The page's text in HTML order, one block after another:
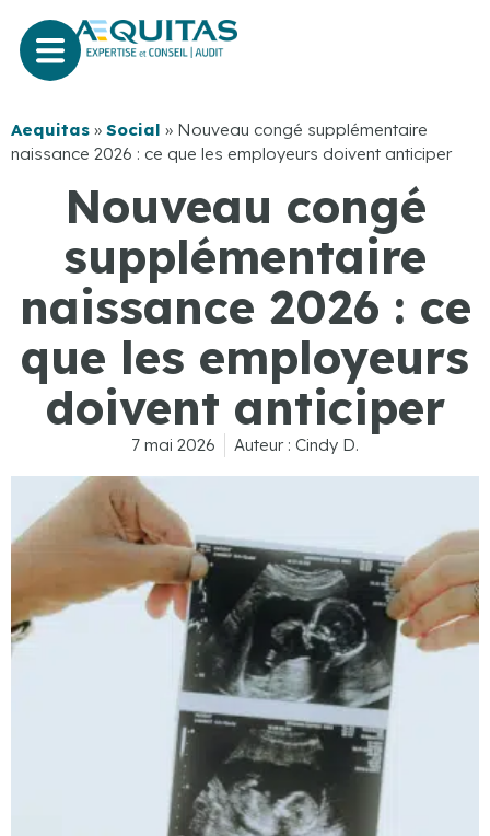
Aequitas » Social » Nouveau congé supplémentaire
naissance 2026 : ce que les employeurs doivent anticiper
Nouveau congé
supplémentaire
naissance 2026 : ce
que les employeurs
doivent anticiper
7 mai 2026 Auteur : Cindy D.